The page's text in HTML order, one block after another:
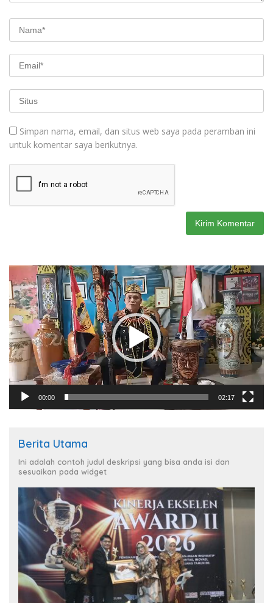
Simpan nama, email, dan situs web saya pada peramban ini
untuk komentar saya berikutnya.
Pemutar
Video
00:00 02:17
Berita Utama
Ini adalah contoh judul deskripsi yang bisa anda isi dan
sesuaikan pada widget